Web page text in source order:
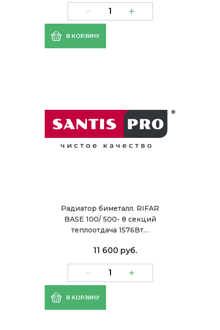
В КОРЗИНУ
Радиатор биметалл. RIFAR
BASE 100/ 500- 8 секций
теплоотдача 1576Вт…
11 600 руб.
В КОРЗИНУ